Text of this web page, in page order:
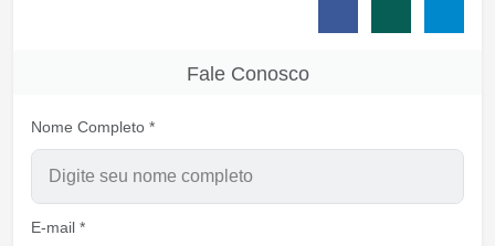
Fale Conosco
Nome Completo *
E-mail *